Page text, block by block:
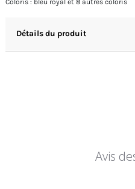
Coloris : bleu royal et 8 autres coloris
Détails du produit
Avis